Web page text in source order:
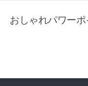
おしゃれパワー